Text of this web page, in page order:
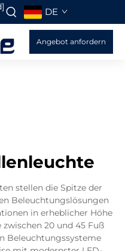
DE
Angebot anfordern
stellen die Spitze der
Beleuchtungslösungen
in erheblicher Höhe
20 und 45 Fuß
Beleuchtungssysteme